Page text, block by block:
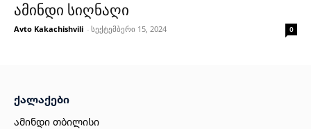
ამინდი სიღნაღი
Avto Kakachishvili - სექტემბერი 15, 2024 0
ქალაქები
ამინდი თბილისი